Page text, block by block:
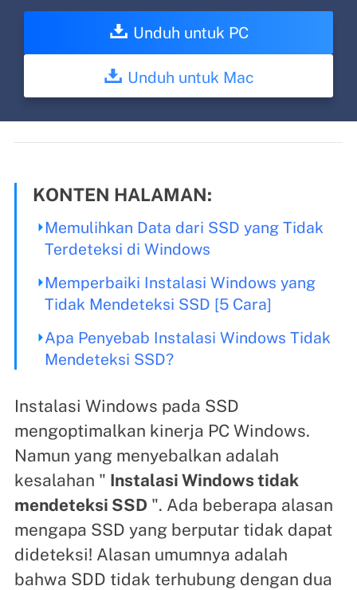
Unduh untuk PC
Unduh untuk Mac
KONTEN HALAMAN:
Memulihkan Data dari SSD yang Tidak
Terdeteksi di Windows
Memperbaiki Instalasi Windows yang
Tidak Mendeteksi SSD [5 Cara]
Apa Penyebab Instalasi Windows Tidak
Mendeteksi SSD?
Instalasi Windows pada SSD
mengoptimalkan kinerja PC Windows.
Namun yang menyebalkan adalah
kesalahan " Instalasi Windows tidak
mendeteksi SSD ". Ada beberapa alasan
mengapa SSD yang berputar tidak dapat
dideteksi! Alasan umumnya adalah
bahwa SDD tidak terhubung dengan dua